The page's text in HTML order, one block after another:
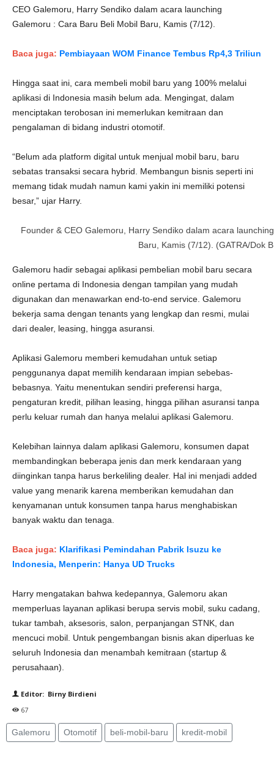
CEO Galemoru, Harry Sendiko dalam acara launching
Galemoru : Cara Baru Beli Mobil Baru, Kamis (7/12).
Baca juga: Pembiayaan WOM Finance Tembus Rp4,3 Triliun
Hingga saat ini, cara membeli mobil baru yang 100% melalui
aplikasi di Indonesia masih belum ada. Mengingat, dalam
menciptakan terobosan ini memerlukan kemitraan dan
pengalaman di bidang industri otomotif.
“Belum ada platform digital untuk menjual mobil baru, baru
sebatas transaksi secara hybrid. Membangun bisnis seperti ini
memang tidak mudah namun kami yakin ini memiliki potensi
besar,” ujar Harry.
Founder & CEO Galemoru, Harry Sendiko dalam acara
Baru, Kamis (7/12). (GATRA/Dok
Galemoru hadir sebagai aplikasi pembelian mobil baru secara
online pertama di Indonesia dengan tampilan yang mudah
digunakan dan menawarkan end-to-end service. Galemoru
bekerja sama dengan tenants yang lengkap dan resmi, mulai
dari dealer, leasing, hingga asuransi.
Aplikasi Galemoru memberi kemudahan untuk setiap
penggunanya dapat memilih kendaraan impian sebebas-
bebasnya. Yaitu menentukan sendiri preferensi harga,
pengaturan kredit, pilihan leasing, hingga pilihan asuransi tanpa
perlu keluar rumah dan hanya melalui aplikasi Galemoru.
Kelebihan lainnya dalam aplikasi Galemoru, konsumen dapat
membandingkan beberapa jenis dan merk kendaraan yang
diinginkan tanpa harus berkeliling dealer. Hal ini menjadi added
value yang menarik karena memberikan kemudahan dan
kenyamanan untuk konsumen tanpa harus menghabiskan
banyak waktu dan tenaga.
Baca juga: Klarifikasi Pemindahan Pabrik Isuzu ke
Indonesia, Menperin: Hanya UD Trucks
Harry mengatakan bahwa kedepannya, Galemoru akan
memperluas layanan aplikasi berupa servis mobil, suku cadang,
tukar tambah, aksesoris, salon, perpanjangan STNK, dan
mencuci mobil. Untuk pengembangan bisnis akan diperluas ke
seluruh Indonesia dan menambah kemitraan (startup &
perusahaan).
Editor: Birny Birdieni
67
Galemoru Otomotif beli-mobil-baru kredit-mobil